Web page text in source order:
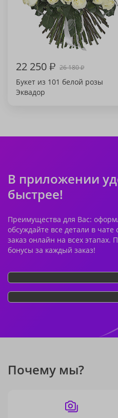
22 250₽ 26 180₽
Букет из 101 белой розы
Эквадор
В приложении
быстрее!
Преимущества для Вас:
обсуждайте все детали в
заказ онлайн на всех
бонусы за каждый заказ!
Почему мы?